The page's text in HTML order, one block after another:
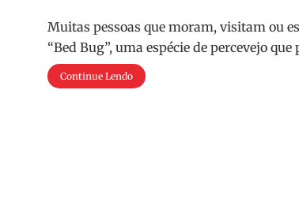
Muitas pessoas que moram, visitam ou
“Bed Bug”, uma espécie de percevejo
Continue Lendo